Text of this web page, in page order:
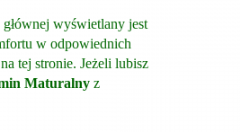
głównej wyświetlany jest
w odpowiednich
tej stronie. Jeżeli lubisz
Maturalny z